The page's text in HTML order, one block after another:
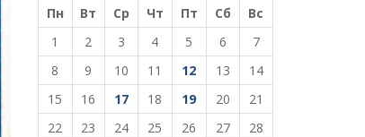
Пн
Вт Ср Чт Пт Сб
Вс
1
2 3 4 5 6
7
8
9 10 11 12 13
14
15
16 17 18 19 20
21
22
23 24 25 26 27
28